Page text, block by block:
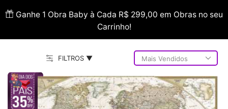
Ganhe 1 Obra Baby à Cada R$ 299,00 em Obras no seu
Carrinho!
FILTROS ▼